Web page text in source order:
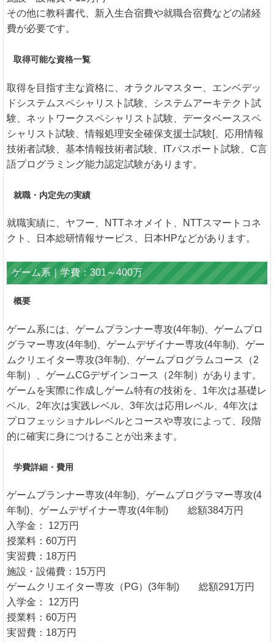
その他に教科書代、新入生合宿費や就職合宿費などの諸経
費が必要です。
取得可能な資格一覧
取得を目指す主な資格に、オラクルマスター、エンベデッ
ドシステムスペシャリスト試験、システムアーキテクト試
験、ネットワークスペシャリスト試験、データベーススペ
シャリスト試験、情報処理安全確保支援士試験[、応用情報
技術者試験、基本情報技術者試験、ITパスポート試験、C言
語プログラミング能力認定試験があります。
就職・内定先の実績
就職実績に、ヤフー、NTTネオメイト、NTTスマートコネ
クト、日本総研情報サービス、日本HPなどがあります。
ゲーム系｜学費：301～400万
概要
ゲーム系には、ゲームプランナー専攻(4年制)、ゲームプロ
グラマー専攻(4年制)、ゲームデザイナー専攻(4年制)、ゲー
ムクリエイター専攻(3年制)、ゲームプログラムコース（2
年制）、ゲームCGデザインコース（2年制）があります。
ゲームを実際に作成しゲーム特有の技術を、1年次は基礎レ
ベル、2年次は実践レベル、3年次は応用レベル、4年次は
プロフェッショナルレベルとコースや専攻によって、段階
的に確実に身につけることが出来ます。
学費詳細・費用
ゲームプランナー専攻(4年制)、ゲームプログラマー専攻(4
年制)、ゲームデザイナー専攻(4年制) 総額384万円
入学金： 12万円
授業料：60万円
実習費：18万円
施設・設備費：15万円
ゲームクリエイター専攻（PG）(3年制) 総額291万円
入学金： 12万円
授業料：60万円
実習費：18万円